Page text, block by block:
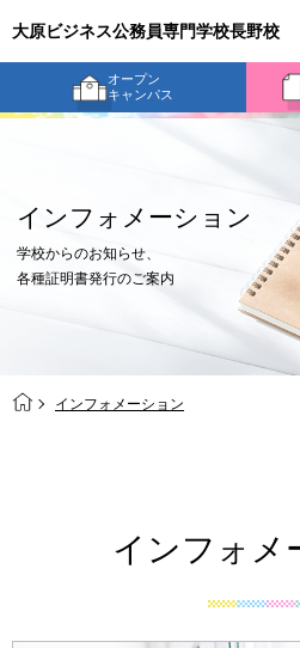
大原ビジネス公務員専門学校長野校
オープン
キャンパス
インフォメーション
学校からのお知らせ、
各種証明書発行のご案内
インフォメーション
インフォメ